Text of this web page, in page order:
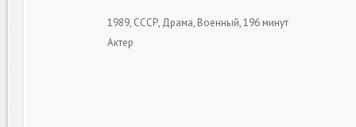
1989, СССР, Драма, Военный, 196 минут
Актер